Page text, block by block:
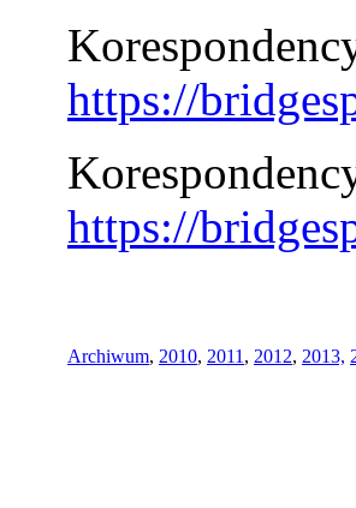
https://
https://
Archiwum, 2010, 2011 , 2012, 2013,